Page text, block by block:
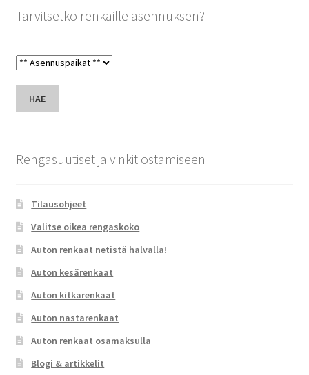
Tarvitsetko renkaille asennuksen?
HAE
Rengasuutiset ja vinkit ostamiseen
Tilausohjeet
Valitse oikea rengaskoko
Auton renkaat netistä halvalla!
Auton kesärenkaat
Auton kitkarenkaat
Auton nastarenkaat
Auton renkaat osamaksulla
Blogi & artikkelit